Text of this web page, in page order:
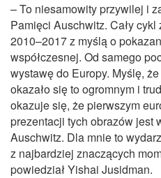
– To niesamowity przywilej i
Pamięci Auschwitz. Cały cykl
2010–2017 z myślą o
współczesnej. Od samego
wystawę do Europy. Myślę,
okazało się to ogromnym i
okazuje się, że pierwszym
prezentacji tych obrazów jest
Auschwitz. Dla mnie to
z najbardziej znaczących
powiedział Yishai Jusidman.